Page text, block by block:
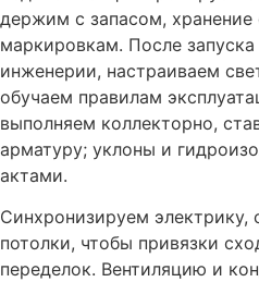
держим с запасом, хранение
маркировкам. После
инженерии, настраиваем
обучаем правилам
выполняем коллекторно,
арматуру; уклоны и
актами.
Синхронизируем электрику,
потолки, чтобы привязки
переделок. Вентиляцию и